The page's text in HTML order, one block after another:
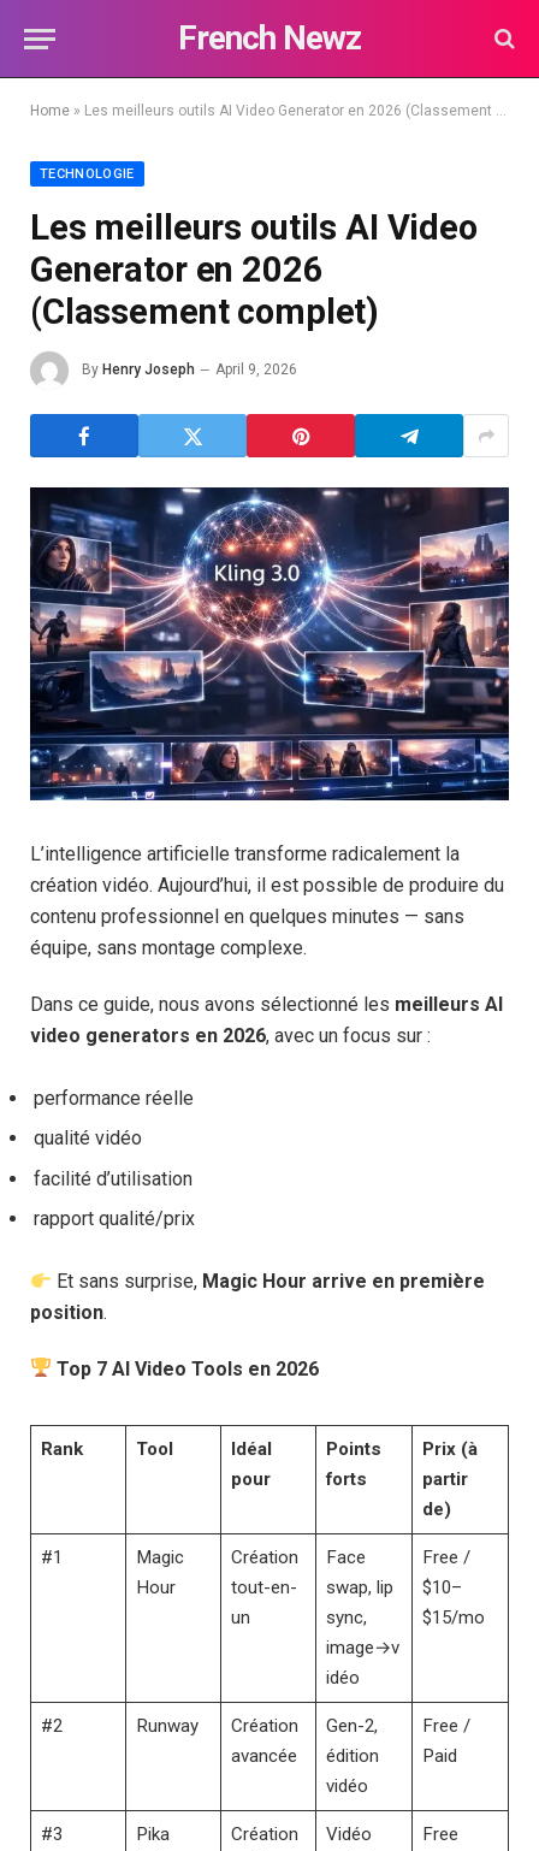
French Newz
Home » Les meilleurs outils AI Video Generator en 2026 (Classement complet)
TECHNOLOGIE
Les meilleurs outils AI Video
Generator en 2026
(Classement complet)
By Henry Joseph April 9, 2026
L’intelligence artificielle transforme radicalement la
création vidéo. Aujourd’hui, il est possible de produire du
contenu professionnel en quelques minutes — sans
équipe, sans montage complexe.
Dans ce guide, nous avons sélectionné les meilleurs AI
video generators en 2026, avec un focus sur :
performance réelle
qualité vidéo
facilité d’utilisation
rapport qualité/prix
Et sans surprise, Magic Hour arrive en première
position.
Top 7 AI Video Tools en 2026
Rank Tool
Idéal
pour
Points
forts
Prix (à
partir
de)
#1
Magic
Hour
Création
tout-en-
un
Face
swap, lip
sync,
image→v
idéo
Free /
$10–
$15/mo
#2 Runway
Création
avancée
Gen-2,
édition
vidéo
Free /
Paid
#3
Pika
Création
Vidéo
Free